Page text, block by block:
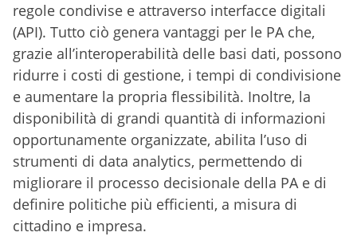
regole condivise e attraverso interfacce digitali
(API). Tutto ciò genera vantaggi per le PA che,
grazie all’interoperabilità delle basi dati, possono
ridurre i costi di gestione, i tempi di condivisione
e aumentare la propria flessibilità. Inoltre, la
disponibilità di grandi quantità di informazioni
opportunamente organizzate, abilita l’uso di
strumenti di data analytics, permettendo di
migliorare il processo decisionale della PA e di
definire politiche più efficienti, a misura di
cittadino e impresa.